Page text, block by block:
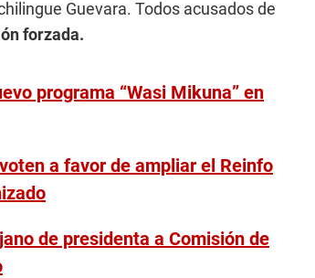
Guevara. Todos acusados de
forzada.
programa “Wasi Mikuna” en
a favor de ampliar el Reinfo
de presidenta a Comisión de